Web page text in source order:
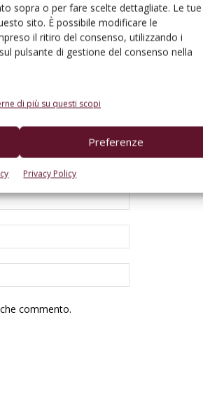
sopra o per fare scelte dettagliate. Le tue
sito. È possibile modificare le
il ritiro del consenso, utilizzando i
pulsante di gestione del consenso nella
di più su questi scopi
Preferenze
Privacy Policy
commento.